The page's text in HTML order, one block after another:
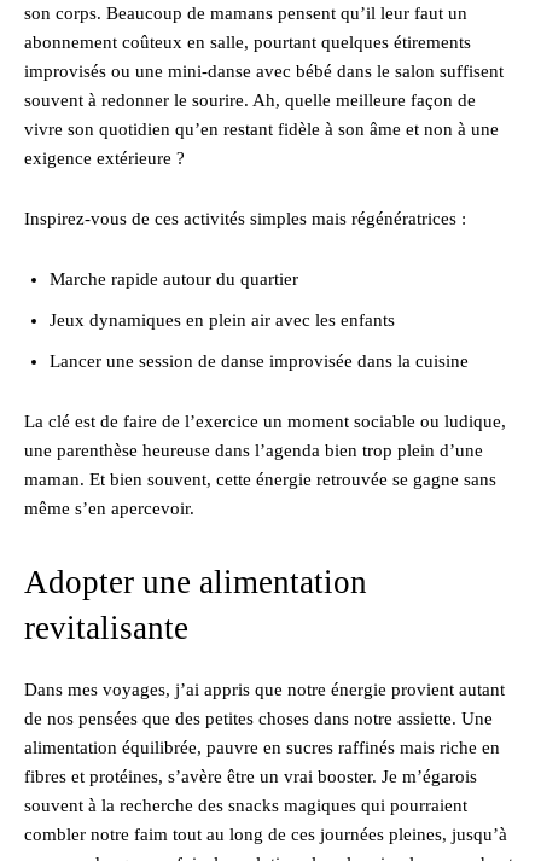
son corps. Beaucoup de mamans pensent qu’il leur faut un
abonnement coûteux en salle, pourtant quelques étirements
improvisés ou une mini-danse avec bébé dans le salon suffisent
souvent à redonner le sourire. Ah, quelle meilleure façon de
vivre son quotidien qu’en restant fidèle à son âme et non à une
exigence extérieure ?
Inspirez-vous de ces activités simples mais régénératrices :
Marche rapide autour du quartier
Jeux dynamiques en plein air avec les enfants
Lancer une session de danse improvisée dans la cuisine
La clé est de faire de l’exercice un moment sociable ou ludique,
une parenthèse heureuse dans l’agenda bien trop plein d’une
maman. Et bien souvent, cette énergie retrouvée se gagne sans
même s’en apercevoir.
Adopter une alimentation
revitalisante
Dans mes voyages, j’ai appris que notre énergie provient autant
de nos pensées que des petites choses dans notre assiette. Une
alimentation équilibrée, pauvre en sucres raffinés mais riche en
fibres et protéines, s’avère être un vrai booster. Je m’égarois
souvent à la recherche des snacks magiques qui pourraient
combler notre faim tout au long de ces journées pleines, jusqu’à